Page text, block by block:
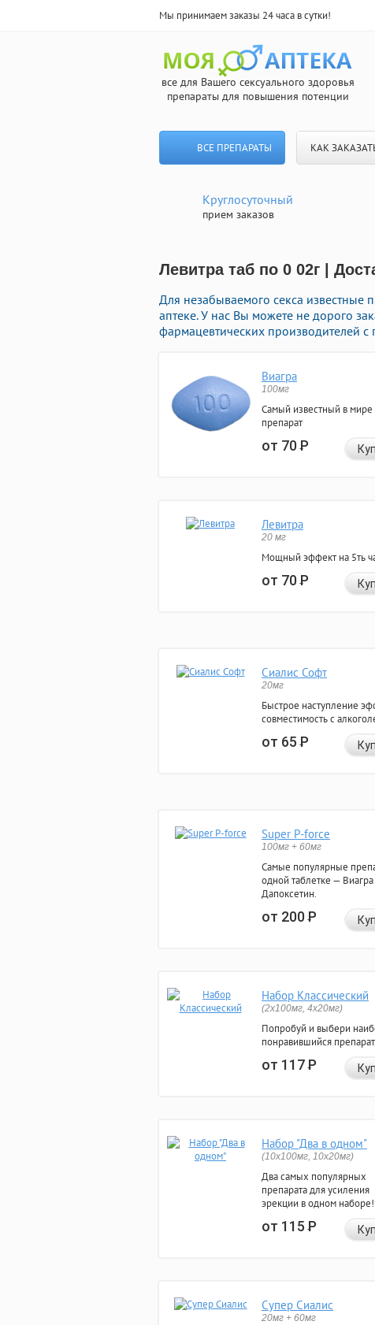
Мы принимаем заказы 24 часа в сутки!
все для Вашего сексуального здоровья
препараты для повышения потенции
ВСЕ ПРЕПАРАТЫ КАК
Круглосуточный
прием заказов
Левитра таб по 0 02г |
Для незабываемого секса
аптеке. У нас Вы можете не дорого
фармацевтических производителей
Виагра
100мг
Самый известный в мире
препарат
от 70Р
Левитра
20 мг
Мощный эффект на 5ть
от 70Р
Сиалис Софт
20мг
Быстрое наступление
совместимость с
от 65Р
Super P-force
100мг + 60мг
Самые популярные
одной таблетке — Виагра
Дапоксетин.
от 200Р
Набор Классический
(2x100мг, 4x20мг)
Попробуй и выбери
понравившийся препарат.
от 117Р
Набор "Два в одном"
(10x100мг, 10x20мг)
Два самых популярных
препарата для усиления
эрекции в одном наборе!
от 115Р
Супер Сиалис
20мг + 60мг